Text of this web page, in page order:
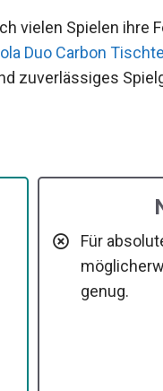
vielen Spielen ihre
Duo Carbon
zuverlässiges
Für
genug.